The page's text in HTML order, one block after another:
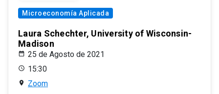
Microeconomía Aplicada
Laura Schechter, University of Wisconsin-
Madison
25 de Agosto de 2021
15:30
Zoom